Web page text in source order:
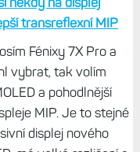
transreflexní MIP
Fénixy 7X Pro a
vybrat, tak volím
a pohodlnější
MIP. Je to stejné
displej nového